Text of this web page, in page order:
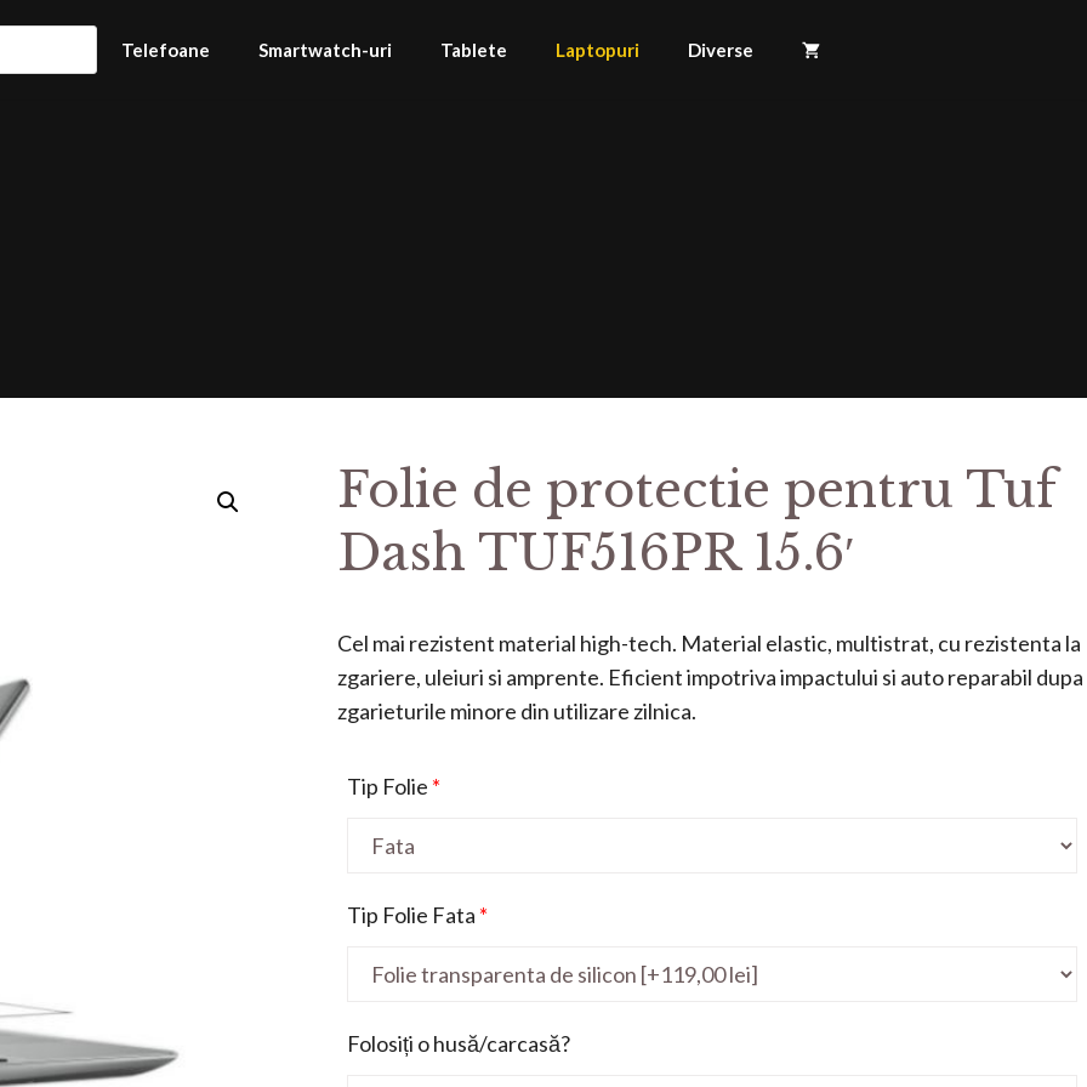
Telefoane Smartwatch-uri Tablete Laptopuri Diverse
Folie de protectie pentru Tuf
Dash TUF516PR 15.6′
Cel mai rezistent material high-tech. Material elastic, multistrat, cu rezistenta la
zgariere, uleiuri si amprente. Eficient impotriva impactului si auto reparabil dupa
zgarieturile minore din utilizare zilnica.
Tip Folie *
Tip Folie Fata *
Folosiți o husă/carcasă?